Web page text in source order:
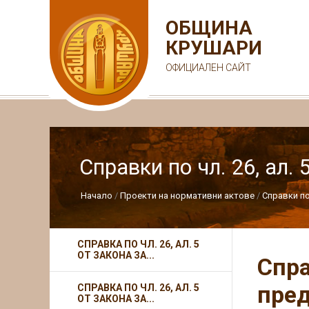
ОБЩИНА
КРУШАРИ
ОФИЦИАЛЕН САЙТ
Справки по чл. 26, ал.
Начало Проекти на нормативни актове Справки
СПРАВКА ПО ЧЛ. 26, АЛ. 5
ОТ ЗАКОНА ЗА...
СПРАВКА ПО ЧЛ. 26, АЛ. 5
ОТ ЗАКОНА ЗА...